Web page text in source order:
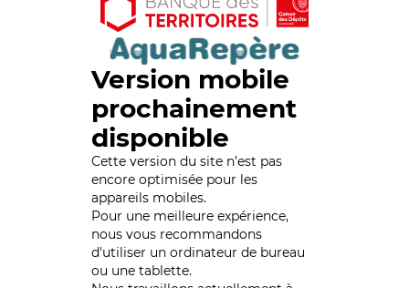
Version mobile
prochainement
disponible
Cette version du site n’est pas
encore optimisée pour les
appareils mobiles.
Pour une meilleure expérience,
nous vous recommandons
d'utiliser un ordinateur de bureau
ou une tablette.